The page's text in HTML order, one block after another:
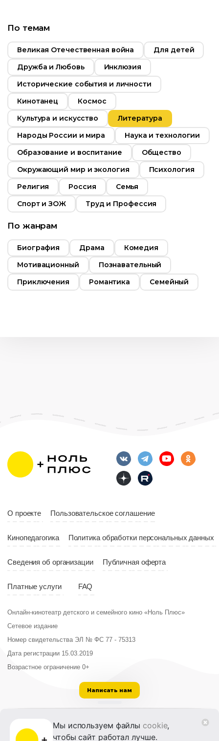
Мы используем файлы cookie,
чтобы сайт работал лучше.
6+
2015
Россия
По темам
Великая Отечественная война
Для детей
Дружба и Любовь
Инклюзия
Исторические события и личности
Кинотанец
Космос
Культура и искусство
Литература
Народы России и мира
Наука и технологии
Образование и воспитание
Общество
Окружающий мир и экология
Психология
Религия
Россия
Семья
Спорт и ЗОЖ
Труд и Профессия
По жанрам
Биография Драма
Комедия
Мотивационный
Познавательный
Приключения
Романтика Семейный
О проекте Пользовательское соглашение
Кинопедагогика Политика обработки персональных данных
Сведения об организации Публичная оферта
Платные услуги FAQ
Онлайн-кинотеатр детского и семейного кино «Ноль Плюс»
Сетевое издание
Номер свидетельства ЭЛ № ФС 77 - 75313
Дата регистрации 15.03.2019
Возрастное ограничение 0+
Написать нам
ООО «Институт развития кино и медиа»
Лицензия на образовательную деятельность
№ Л035-01215-72/00614094 от 30 августа